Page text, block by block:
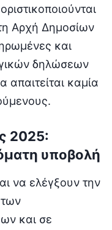
Αρχή Δημοσίων
και
δηλώσεων
καμία
2025:
υποβολή
να ελέγξουν την
και σε